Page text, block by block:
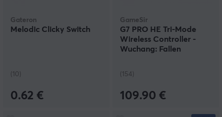
Gateron
Melodic Clicky Switch
(10)
0.62 €
GameSir
G7 PRO HE Tri-Mode
Wireless Controller -
Wuchang: Fallen
(154)
109.90 €